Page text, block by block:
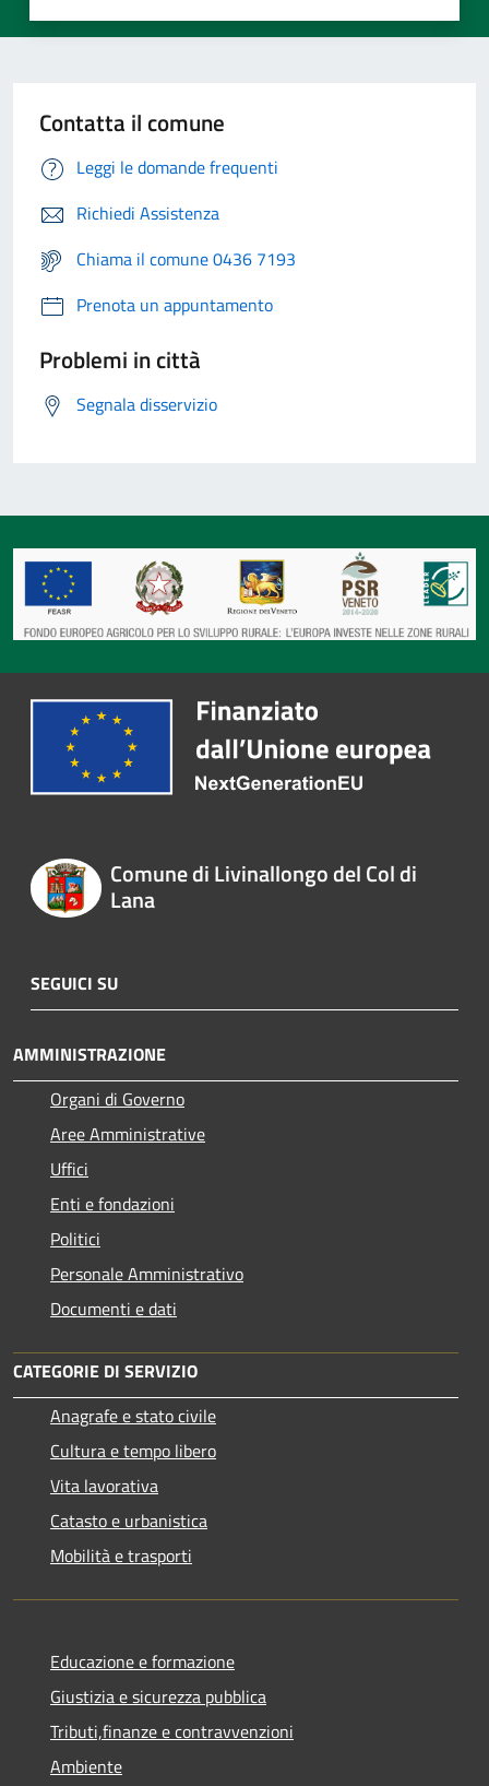
Contatta il comune
Leggi le domande frequenti
Richiedi Assistenza
Chiama il comune 0436 7193
Prenota un appuntamento
Problemi in città
Segnala disservizio
Comune di Livinallongo del Col di
Lana
SEGUICI SU
AMMINISTRAZIONE
Organi di Governo
Aree Amministrative
Uffici
Enti e fondazioni
Politici
Personale Amministrativo
Documenti e dati
CATEGORIE DI SERVIZIO
Anagrafe e stato civile
Cultura e tempo libero
Vita lavorativa
Catasto e urbanistica
Mobilità e trasporti
Educazione e formazione
Giustizia e sicurezza pubblica
Tributi,finanze e contravvenzioni
Ambiente